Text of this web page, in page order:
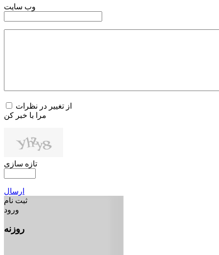
وب سایت
از تغییر در نظرات
مرا با خبر کن
تازه سازی
ارسال
ثبت نام
ورود
روزنه